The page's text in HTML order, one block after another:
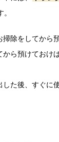
除をしてから
から預けておけ
した後、すぐに